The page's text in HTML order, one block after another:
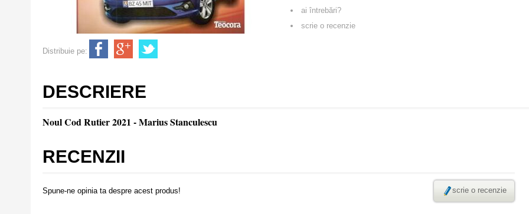
ai întrebări?
scrie o recenzie
Distribuie pe:
DESCRIERE
Noul Cod Rutier 2021 - Marius Stanculescu
RECENZII
Spune-ne opinia ta despre acest produs! scrie o recenzie